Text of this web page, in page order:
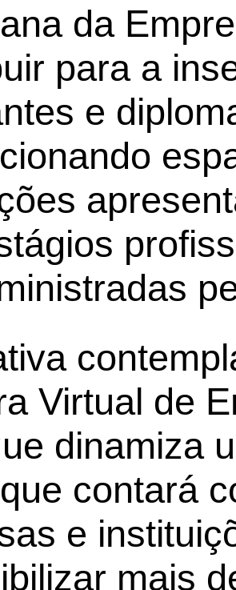
da
para a
e
Virtual de
dinamiza
contará
e
mais